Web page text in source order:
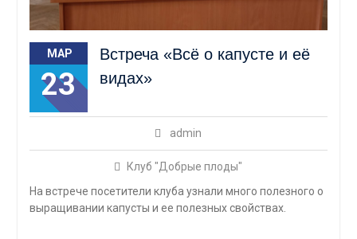
МАР
23
Встреча «Всё о капусте и её
видах»
admin
Клуб "Добрые плоды"
На встрече посетители клуба узнали много полезного о
выращивании капусты и ее полезных свойствах.